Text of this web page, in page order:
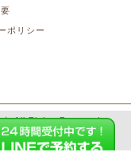
ポリシー
ク All Rights Reserved.